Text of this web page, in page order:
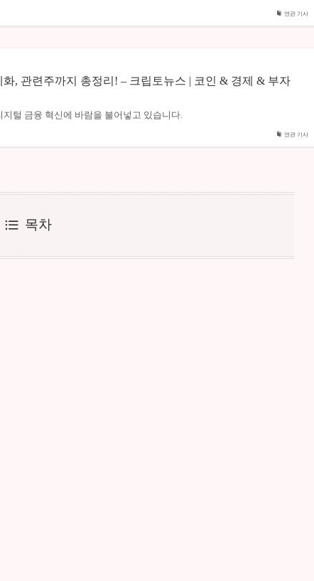
연관 기사
연관 기사
화, 관련주까지 총정리! – 크립토뉴스 | 코인 & 경제 & 부자
털 금융 혁신에 바람을 불어넣고 있습니다.
목차